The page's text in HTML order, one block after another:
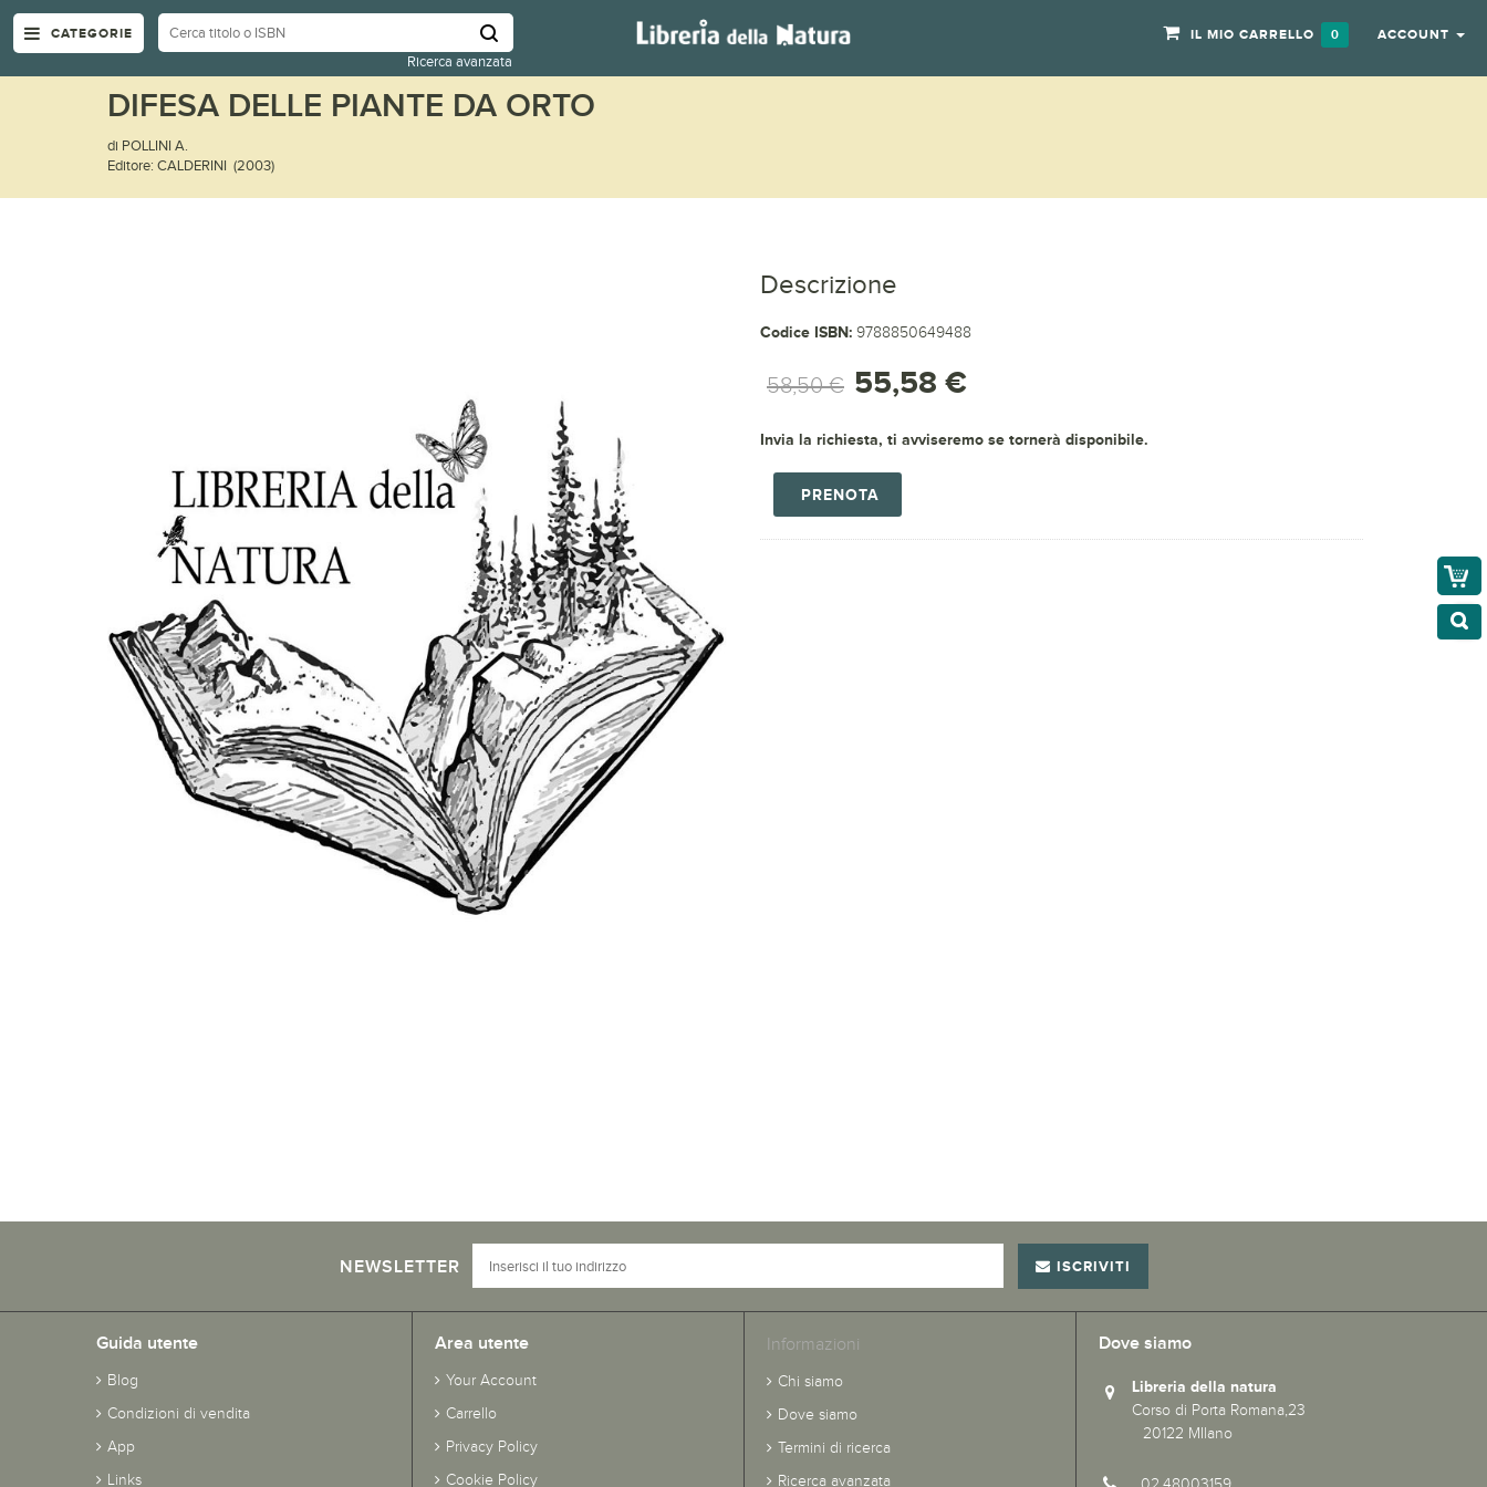
CATEGORIE
Ricerca avanzata
IL MIO CARRELLO 0 ACCOUNT
DIFESA DELLE PIANTE DA ORTO
di POLLINI A.
Editore: CALDERINI (2003)
Descrizione
Codice ISBN: 9788850649488
58,50 € 55,58 €
Invia la richiesta, ti avviseremo se tornerà disponibile.
PRENOTA
NEWSLETTER ISCRIVITI
Guida utente
Blog
Condizioni di vendita
App
Links
Area utente
Your Account
Carrello
Privacy Policy
Cookie Policy
Informazioni
Chi siamo
Dove siamo
Termini di ricerca
Ricerca avanzata
Dove siamo
Libreria della natura
Corso di Porta Romana,23
20122 MIlano